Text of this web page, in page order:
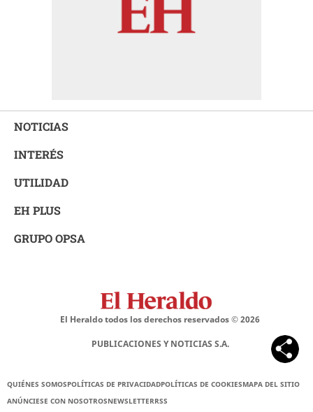
NOTICIAS
INTERÉS
UTILIDAD
EH PLUS
GRUPO OPSA
El Heraldo todos los derechos reservados ©2026
PUBLICACIONES Y NOTICIAS S.A.
QUIÉNES SOMOSPOLÍTICAS DE PRIVACIDADPOLÍTICAS DE COOKIESMAPA DEL SITIO
ANÚNCIESE CON NOSOTROSNEWSLETTERRSS